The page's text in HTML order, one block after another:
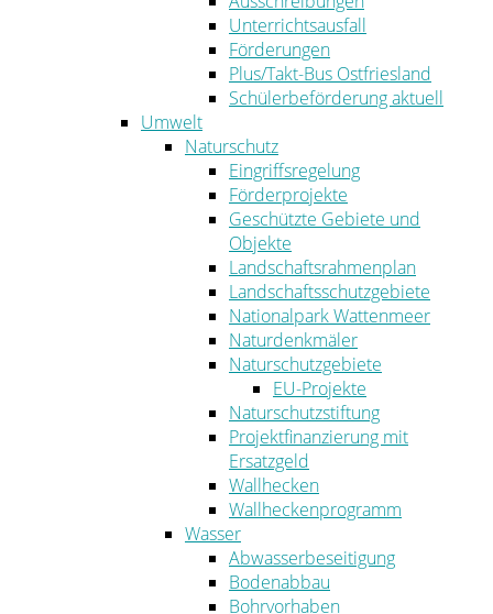
Unterrichtsausfall
Förderungen
Plus/Takt-Bus Ostfriesland
Schülerbeförderung aktuell
Umwelt
Naturschutz
Eingriffsregelung
Förderprojekte
Geschützte Gebiete und
Objekte
Landschaftsrahmenplan
Landschaftsschutzgebiete
Nationalpark Wattenmeer
Naturdenkmäler
Naturschutzgebiete
EU-Projekte
Naturschutzstiftung
Projektfinanzierung mit
Ersatzgeld
Wallhecken
Wallheckenprogramm
Wasser
Abwasserbeseitigung
Bodenabbau
Bohrvorhaben